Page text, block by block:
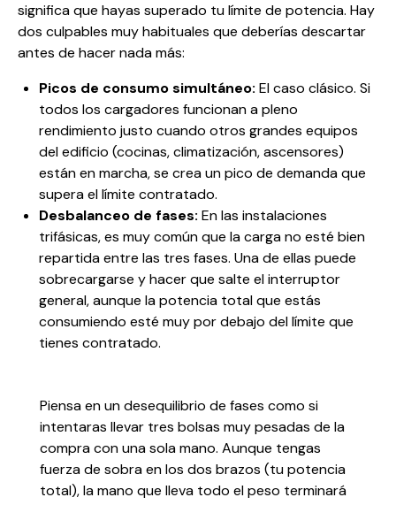
significa que hayas superado tu límite de potencia. Hay
dos culpables muy habituales que deberías descartar
antes de hacer nada más:
Picos de consumo simultáneo: El caso clásico. Si
todos los cargadores funcionan a pleno
rendimiento justo cuando otros grandes equipos
del edificio (cocinas, climatización, ascensores)
están en marcha, se crea un pico de demanda que
supera el límite contratado.
Desbalanceo de fases: En las instalaciones
trifásicas, es muy común que la carga no esté bien
repartida entre las tres fases. Una de ellas puede
sobrecargarse y hacer que salte el interruptor
general, aunque la potencia total que estás
consumiendo esté muy por debajo del límite que
tienes contratado.
Piensa en un desequilibrio de fases como si
intentaras llevar tres bolsas muy pesadas de la
compra con una sola mano. Aunque tengas
fuerza de sobra en los dos brazos (tu potencia
total), la mano que lleva todo el peso terminará